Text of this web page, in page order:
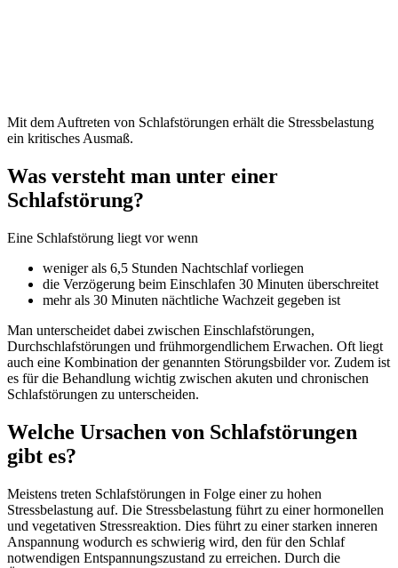
Mit dem Auftreten von Schlafstörungen erhält die Stressbelastung
ein kritisches Ausmaß.
Was versteht man unter einer
Schlafstörung?
Eine Schlafstörung liegt vor wenn
weniger als 6,5 Stunden Nachtschlaf vorliegen
die Verzögerung beim Einschlafen 30 Minuten überschreitet
mehr als 30 Minuten nächtliche Wachzeit gegeben ist
Man unterscheidet dabei zwischen Einschlafstörungen,
Durchschlafstörungen und frühmorgendlichem Erwachen. Oft liegt
auch eine Kombination der genannten Störungsbilder vor. Zudem ist
es für die Behandlung wichtig zwischen akuten und chronischen
Schlafstörungen zu unterscheiden.
Welche Ursachen von Schlafstörungen
gibt es?
Meistens treten Schlafstörungen in Folge einer zu hohen
Stressbelastung auf. Die Stressbelastung führt zu einer hormonellen
und vegetativen Stressreaktion. Dies führt zu einer starken inneren
Anspannung wodurch es schwierig wird, den für den Schlaf
notwendigen Entspannungszustand zu erreichen. Durch die